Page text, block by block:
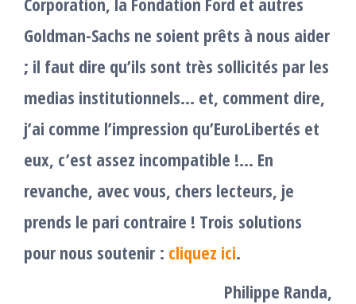
Goldman-Sachs ne soient prêts à nous aider
; il faut dire qu’ils sont très sollicités par les
medias institutionnels… et, comment dire,
j’ai comme l’impression qu’EuroLibertés et
eux, c’est assez incompatible !… En
revanche, avec vous, chers lecteurs, je
prends le pari contraire ! Trois solutions
pour nous soutenir : cliquez ici.
Philippe Randa,